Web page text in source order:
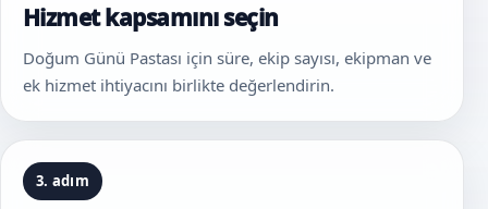
Hizmet kapsamını seçin
Doğum Günü Pastası için süre, ekip sayısı, ekipman ve
ek hizmet ihtiyacını birlikte değerlendirin.
3. adım